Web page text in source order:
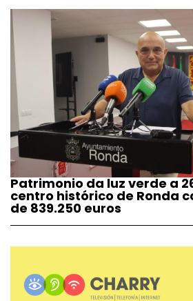
Patrimonio da luz verde a
centro histórico de Ronda
de 839.250 euros